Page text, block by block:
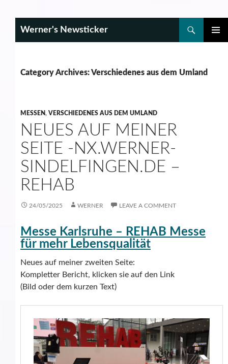
Werner's Newsticker
Category Archives: Verschiedenes aus dem Umland
MESSEN, VERSCHIEDENES AUS DEM UMLAND
NEUES AUF MEINER
SEITE -NX.WERNER-
SINDELFINGEN.DE –
REHAB
24/05/2025 WERNER LEAVE A COMMENT
Messe Karlsruhe – REHAB Messe
für mehr Lebensqualität
Neues auf meiner zweiten Seite:
Kompletter Bericht, klicken sie auf den Link
(Bild oder dem kurzen Text)